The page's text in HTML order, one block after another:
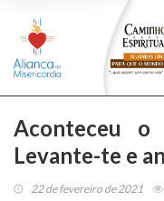
Aconteceu
Levante-te e
22 de fevereiro de 2021